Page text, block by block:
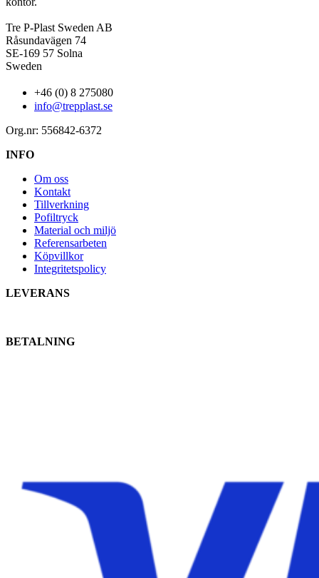
Tre P-Plast Sweden AB
Råsundavägen 74
SE-169 57 Solna
Sweden
+46 (0) 8 275080
info@trepplast.se
Org.nr: 556842-6372
INFO
Om oss
Kontakt
Tillverkning
Pofiltryck
Material och miljö
Referensarbeten
Köpvillkor
Integritetspolicy
LEVERANS
BETALNING